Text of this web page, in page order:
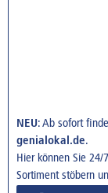
NEU: Ab sofort
genialokal.de.
Hier können Sie
Sortiment stöbern